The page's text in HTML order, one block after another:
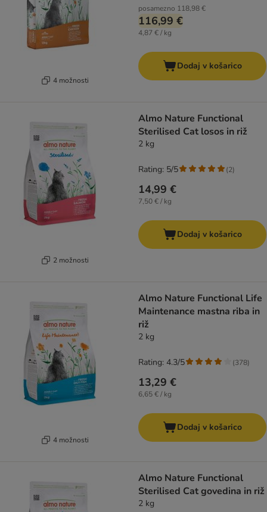
4 možnosti
posamezno 118,98 €
116,99 €
4,87 € / kg
Dodaj v košarico
2 možnosti
Almo Nature Functional
Sterilised Cat losos in riž
2 kg
14,99 €
7,50 € / kg
Rating: 5/5 (2)
Dodaj v košarico
4 možnosti
Almo Nature Functional Life
Maintenance mastna riba in
riž
2 kg
13,29 €
6,65 € / kg
Rating: 4.3/5 (378)
Dodaj v košarico
Almo Nature Functional
Sterilised Cat govedina in riž
2 kg